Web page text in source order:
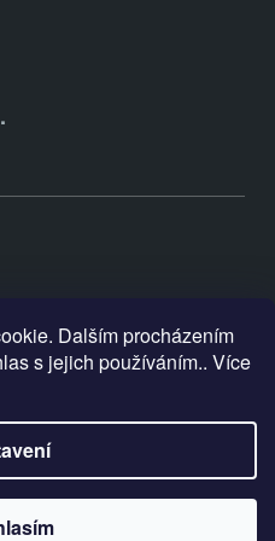
Dalším procházením
s jejich používáním.. Více
. Všechna práva vyhrazena.
cookies